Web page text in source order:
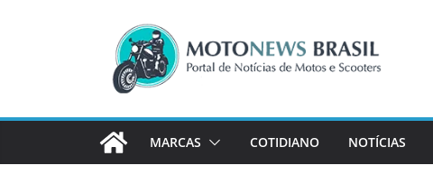
MARCAS COTIDIANO NOTÍCIAS